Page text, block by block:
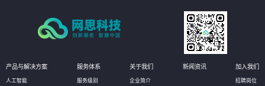
产品与解决方案
人工智能
服务体系
服务级别
关于我们
企业简介
新闻资讯 加入我们
招聘岗位